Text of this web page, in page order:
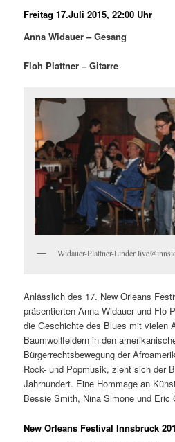
Freitag 17.Juli 2015, 22:00 Uhr
Anna Widauer – Gesang
Floh Plattner – Gitarre
Widauer-Plattner-Linder
Anlässlich des 17. New Orleans
präsentierten Anna Widauer und Flo
die Geschichte des Blues mit vielen
Baumwollfeldern in den
Bürgerrechtsbewegung der
Rock- und Popmusik, zieht sich der
Jahrhundert. Eine Hommage an
Bessie Smith, Nina Simone und Eric
New Orleans Festival Innsbruck